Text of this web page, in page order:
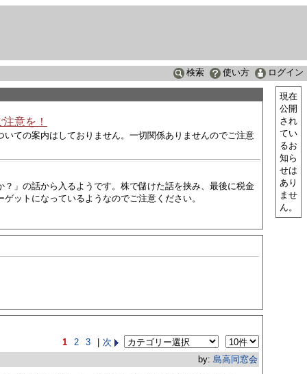
検索 使い方 ログイン
意を！
ての案内はしておりません。一切関係ありませんのでご注意
？」の話から入るようです。株で儲けた話を挟み、最後に税金
ゲットになっているようなのでご注意ください。
1 2 3
次
by: 島高同窓会
現在
公開
され
てい
るお
知ら
せは
あり
ませ
ん。